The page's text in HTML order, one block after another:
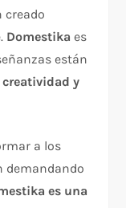
creado
Domestika es
están
creatividad y
a los
demandando
es una